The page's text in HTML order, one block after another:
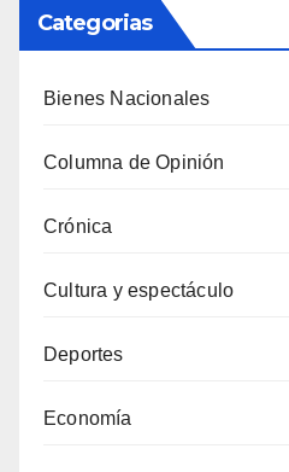
Categorias
Bienes Nacionales
Columna de Opinión
Crónica
Cultura y espectáculo
Deportes
Economía